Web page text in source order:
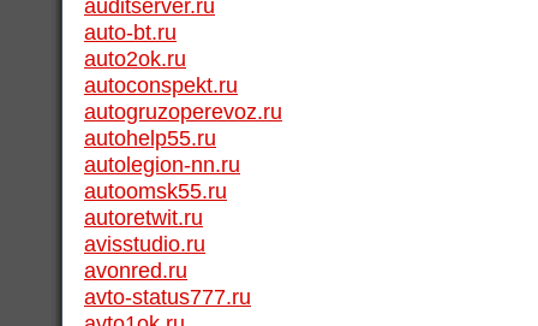
auditserver.ru
auto-bt.ru
auto2ok.ru
autoconspekt.ru
autogruzoperevoz.ru
autohelp55.ru
autolegion-nn.ru
autoomsk55.ru
autoretwit.ru
avisstudio.ru
avonred.ru
avto-status777.ru